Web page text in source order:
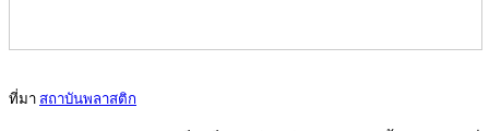
ที่มา สถาบันพลาสติก